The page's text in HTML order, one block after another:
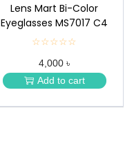
Lens Mart Bi-Color
Eyeglasses MS7017 C4
☆☆☆☆☆
★
★
★
★
4,000 ৳
Add to cart